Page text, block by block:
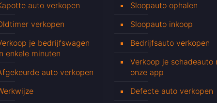
auto verkopen
verkopen
je bedrijfswagen
enkele minuten
auto verkopen
Sloopauto ophalen
Sloopauto inkoop
Bedrijfsauto verkopen
Verkoop je schadeauto
onze app
Defecte auto verkopen